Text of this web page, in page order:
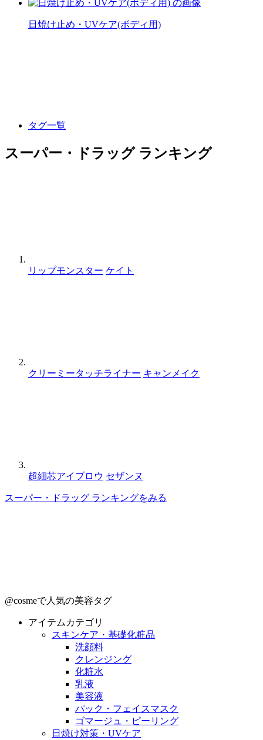
日焼け止め・UVケア(ボディ用)
タグ一覧
スーパー・ドラッグ ランキング
リップモンスター ケイト
クリーミータッチライナー キャンメイク
超細芯アイブロウ セザンヌ
スーパー・ドラッグ ランキングをみる
@cosmeで人気の美容タグ
アイテムカテゴリ
スキンケア・基礎化粧品
洗顔料
クレンジング
化粧水
乳液
美容液
パック・フェイスマスク
ゴマージュ・ピーリング
日焼け対策・UVケア